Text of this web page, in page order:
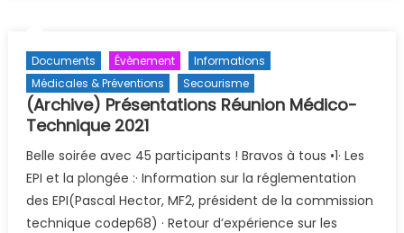
Documents Évènement
Informations
Médicales & Préventions
Secourisme
(Archive) Présentations Réunion Médico-
Technique 2021
Belle soirée avec 45 participants ! Bravos à tous •1· Les
EPI et la plongée :· Information sur la réglementation
des EPI(Pascal Hector, MF2, président de la commission
technique codep68) · Retour d’expérience sur les